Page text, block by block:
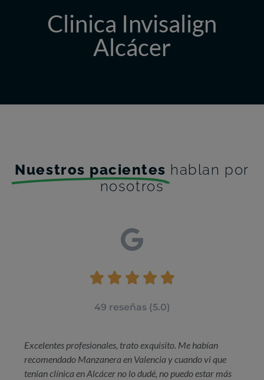
Clinica Invisalign
Alcácer
Nuestros pacientes hablan por
nosotros
    
49 reseñas (5.0)
Excelentes profesionales, trato exquisito. Me habían
recomendado Manzanera en Valencia y cuando vi que
tenían clínica en Alcácer no lo dudé, no puedo estar más